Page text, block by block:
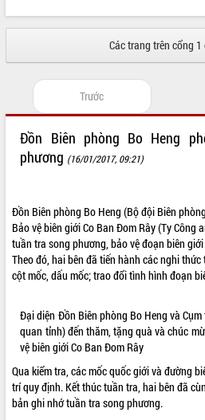
Khám bệnh, cấp phát thuốc miễn phí
và tặng quà người dân xã Cư Pui
Hội nghị UBND tỉnh Đắk Lắk thường kỳ
tháng 7/2026
Lễ truy tặng danh hiệu “Bà Mẹ Việt
Nam Anh hùng” và trao Huân chương
Lao động
UBND tỉnh Đắk Lắk triển khai nhiệm
vụ 6 tháng cuối năm 2026
quan trọng
Bí thư Tỉnh ủy Lương Nguyễn Minh
Triết thăm, tặng quà người có công với
cách mạng
phát triển mới
Thường trực HĐND tỉnh Đắk Lắk gặp
mặt Đoàn chuyên gia y tế TP. Hồ Chí
Minh
Lễ truy điệu và an táng hài cốt liệt sĩ
tại Nghĩa trang Liệt sĩ xã Sơn Hòa
ALBUM ẢNH
LIÊN KẾT WEB
THỐNG KÊ TRUY CẬP
Hôm nay: 3778
Các trang trên cổng
Trước
Đồn Biên phòng Bo Heng
phương (16/01/2017, 09:21)
Đồn Biên phòng Bo Heng (Bộ đội Biên
Bảo vệ biên giới Co Ban Đom Rây (Ty
tuần tra song phương, bảo vệ đoạn biên
Theo đó, hai bên đã tiến hành các nghi
cột mốc, dấu mốc; trao đổi tình hình đoạn
Đại diện Đồn Biên phòng Bo Heng và
quan tỉnh) đến thăm, tặng quà và chúc
vệ biên giới Co Ban Đom Rây
Qua kiểm tra, các mốc quốc giới và đường
trí quy định. Kết thúc tuần tra, hai bên đã
bản ghi nhớ tuần tra song phương.